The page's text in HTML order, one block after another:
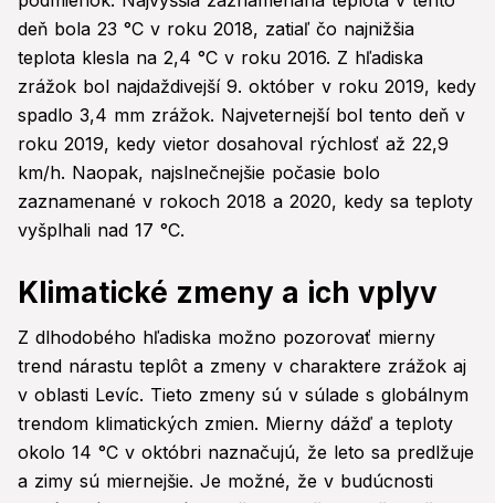
deň bola 23 °C v roku 2018, zatiaľ čo najnižšia
teplota klesla na 2,4 °C v roku 2016. Z hľadiska
zrážok bol najdaždivejší 9. október v roku 2019, kedy
spadlo 3,4 mm zrážok. Najveternejší bol tento deň v
roku 2019, kedy vietor dosahoval rýchlosť až 22,9
km/h. Naopak, najslnečnejšie počasie bolo
zaznamenané v rokoch 2018 a 2020, kedy sa teploty
vyšplhali nad 17 °C.
Klimatické zmeny a ich vplyv
Z dlhodobého hľadiska možno pozorovať mierny
trend nárastu teplôt a zmeny v charaktere zrážok aj
v oblasti Levíc. Tieto zmeny sú v súlade s globálnym
trendom klimatických zmien. Mierny dážď a teploty
okolo 14 °C v októbri naznačujú, že leto sa predlžuje
a zimy sú miernejšie. Je možné, že v budúcnosti